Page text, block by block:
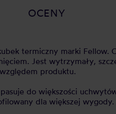
OCENY
termiczny marki Fellow.
Jest wytrzymały,
produktu.
do większości
dla większej